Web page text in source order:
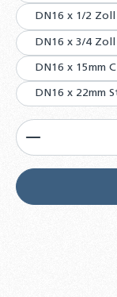
DN16 x 1/2 Zoll
DN16 x 3/4 Zoll
DN16 x 15mm
DN16 x 22mm
Produkt